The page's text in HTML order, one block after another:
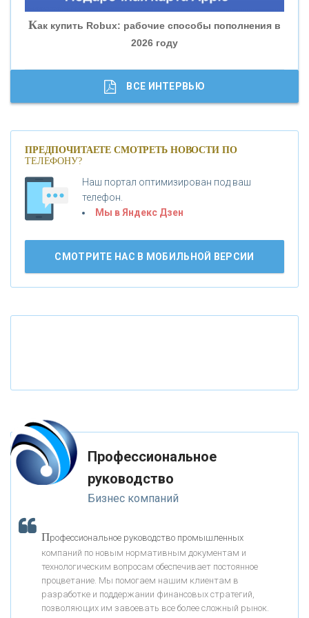
«СОВКОМБАНК»
«ГАЗПРОМБАНК»
«МОСКОВСКИЙ КРЕДИТНЫЙ БАНК»
«БАНК ВОЗРОЖДЕНИЕ»
АО «КРЕДИТ ЕВРОПА БАНК»
«ФК ОТКРЫТИЕ»
«ЗАПСИБКОМБАНК»
«РОСЕВРОБАНК»
«ПРЕСС-СЛУЖБА ВТБ24»
«АВТОГРАДБАНК»
Как купить Robux: рабочие способы пополнения в
2026 году
Банки.ру обновил логотип впервые за 19 лет -
ВСЕ ИНТЕРВЬЮ
ПРЕДПОЧИТАЕТЕ СМОТРЕТЬ НОВОСТИ ПО
ТЕЛЕФОНУ?
Наш портал оптимизирован под ваш
телефон.
Мы в Яндекс Дзен
СМОТРИТЕ НАС В МОБИЛЬНОЙ ВЕРСИИ
Профессиональное
руководство
Бизнес компаний
Профессиональное руководство промышленных
компаний по новым нормативным документам и
технологическим вопросам обеспечивает постоянное
процветание. Мы помогаем нашим клиентам в
разработке и поддержании финансовых стратегий,
позволяющих им завоевать все более сложный рынок.